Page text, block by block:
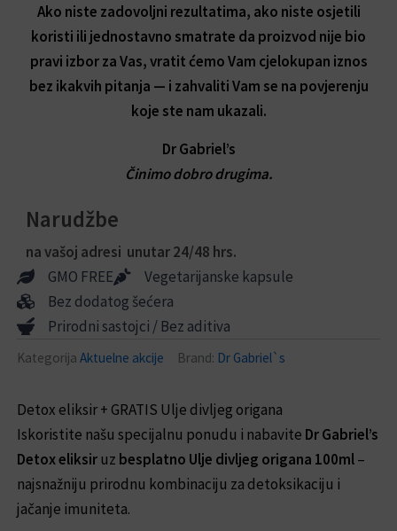
Ako niste zadovoljni rezultatima, ako niste osjetili
koristi ili jednostavno smatrate da proizvod nije bio
pravi izbor za Vas, vratit ćemo Vam cjelokupan iznos
bez ikakvih pitanja — i zahvaliti Vam se na povjerenju
koje ste nam ukazali.
Dr Gabriel’s
Činimo dobro drugima.
Narudžbe
na vašoj adresi unutar 24/48 hrs.
GMO FREE
Vegetarijanske kapsule
Bez dodatog šećera
Prirodni sastojci / Bez aditiva
Kategorija Aktuelne akcije Brand: Dr Gabriel`s
Detox eliksir + GRATIS Ulje divljeg origana
Iskoristite našu specijalnu ponudu i nabavite Dr Gabriel’s
Detox eliksiruz besplatno Ulje divljeg origana 100ml–
najsnažniju prirodnu kombinaciju za detoksikaciju i
jačanje imuniteta.